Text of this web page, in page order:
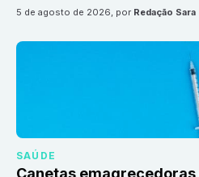
5 de agosto de 2026, por Redação Sara
SAÚDE